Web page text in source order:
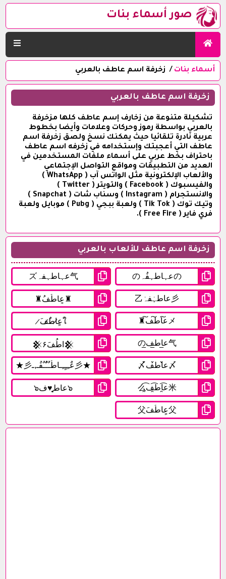
صور أسماء بنات
أسماء بنات زخرفة اسم عاطف بالعربي
زخرفة اسم عاطف بالعربي
تشكيلة متنوعة من زخارف إسم عاطف كلها مزخرفة
بالعربي بواسطة رموز وحركات وعلامات وأيضا بخطوط
عربية نادرة تلقائيا حيث يمكنك نسخ ولصق زخرفة اسم
عاطف التي أعجبتك وإستخدامه في زخرفه اسم عاطف
باحتراف بخط عربي على أسماء ملفات المستخدمين في
العديد من التطبيقات ومواقع التواصل الإجتماعي
والألعاب الإلكترونية مثل الواتس آب ( WhatsApp )
والفيسبوك ( Facebook ) والتويتر ( Twitter )
والانستجرام ( Instagram ) وسناب شات ( Snapchat )
وتيك توك ( Tik Tok ) ولعبة ببجي ( Pubg ) موبايل ولعبة
فري فاير ( Free Fire ).
زخرفة اسم عاطف للألعاب بالعربي